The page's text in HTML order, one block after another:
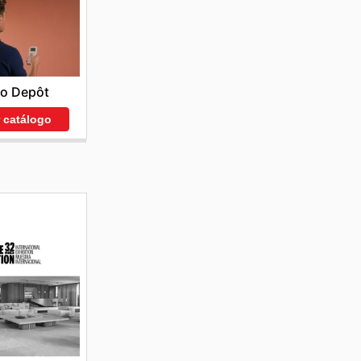
Depôt
catálogo